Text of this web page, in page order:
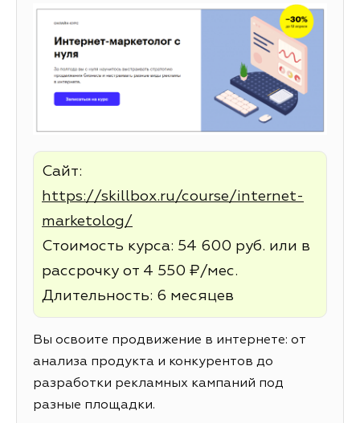
Сайт:
https://skillbox.ru/course/internet-
marketolog/
Стоимость курса: 54 600 руб. или в
рассрочку от 4 550 ₽/мес.
Длительность: 6 месяцев
Вы освоите продвижение в интернете: от
анализа продукта и конкурентов до
разработки рекламных кампаний под
разные площадки.